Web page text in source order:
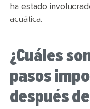
ha estado
acuática:
¿Cuáles
pasos
después